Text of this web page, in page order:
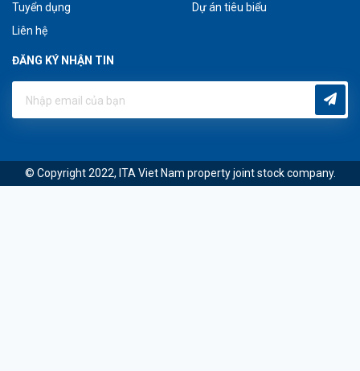
Tuyển dụng
Liên hệ
Dự án tiêu biểu
ĐĂNG KÝ NHẬN TIN
© Copyright 2022, ITA Viet Nam property joint stock company.